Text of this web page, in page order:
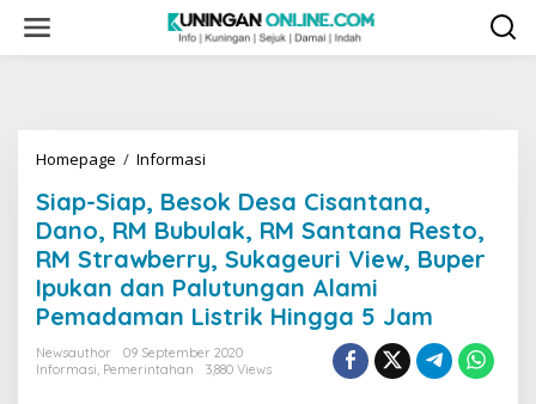
content
Homepage / Informasi
Besok
Desa
Cisantana,
Dano,
RM
Bubulak,
RM
Santana
Resto,
Siap-Siap, Besok Desa Cisantana,
Dano, RM Bubulak, RM Santana Resto,
RM Strawberry, Sukageuri View, Buper
Ipukan dan Palutungan Alami
Pemadaman Listrik Hingga 5 Jam
Newsauthor
09 September 2020
Informasi, Pemerintahan 3,880 Views